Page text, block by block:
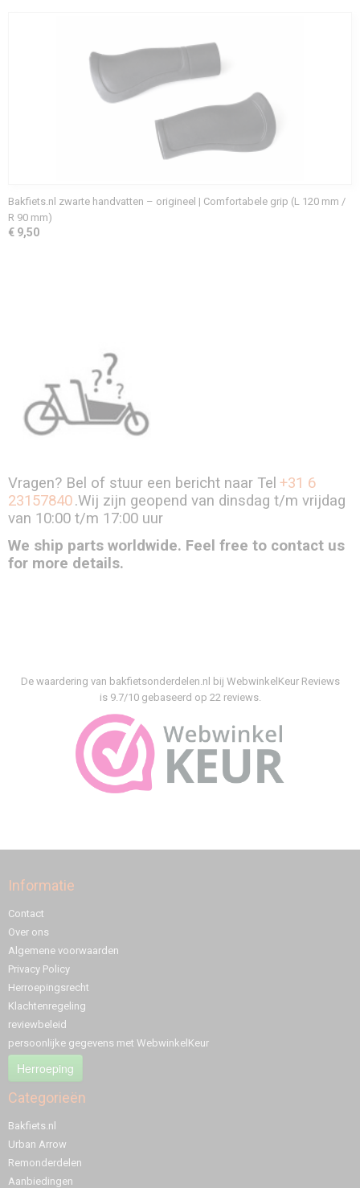
Bakfiets.nl zwarte handvatten – origineel | Comfortabele grip (L 120 mm /
R 90 mm)
€ 9,50
Vragen? Bel of stuur een bericht naar Tel +31 6
23157840.Wij zijn geopend van dinsdag t/m vrijdag
van 10:00 t/m 17:00 uur
We ship parts worldwide. Feel free to contact us
for more details.
De waardering van bakfietsonderdelen.nl bij WebwinkelKeur Reviews
is 9.7/10 gebaseerd op 22 reviews.
Informatie
Contact
Over ons
Algemene voorwaarden
Privacy Policy
Herroepingsrecht
Klachtenregeling
reviewbeleid
persoonlijke gegevens met WebwinkelKeur
Herroeping
Categorieën
Bakfiets.nl
Urban Arrow
Remonderdelen
Aanbiedingen